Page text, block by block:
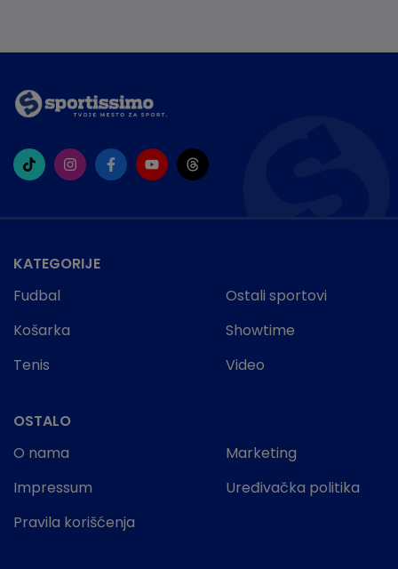
KATEGORIJE
Fudbal
Košarka
Tenis
Ostali sportovi
Showtime
Video
OSTALO
O nama
Impressum
Pravila korišćenja
Marketing
Uređivačka politika